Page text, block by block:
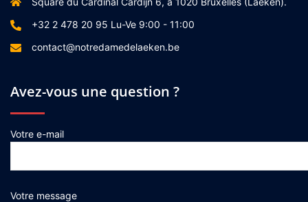
+32 2 478 20 95 Lu-Ve 9:00 - 11:00
contact@notredamedelaeken.be
Avez-vous une question ?
Votre e-mail
Votre message